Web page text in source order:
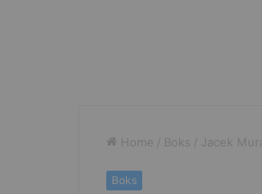
Home / Boks / Jacek
Boks